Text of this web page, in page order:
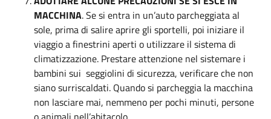
MACCHINA. Se si entra in un’auto parcheggiata al
sole, prima di salire aprire gli sportelli, poi iniziare il
viaggio a finestrini aperti o utilizzare il sistema di
climatizzazione. Prestare attenzione nel sistemare i
bambini sui seggiolini di sicurezza, verificare che non
siano surriscaldati. Quando si parcheggia la macchina
non lasciare mai, nemmeno per pochi minuti, persone